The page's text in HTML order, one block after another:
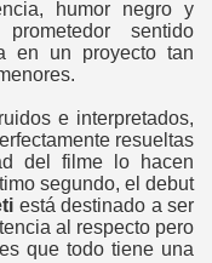
humor negro y
sentido
en un proyecto tan
e interpretados,
resueltas
del filme lo hacen
segundo, el debut
está destinado a ser
al respecto pero
que todo tiene una